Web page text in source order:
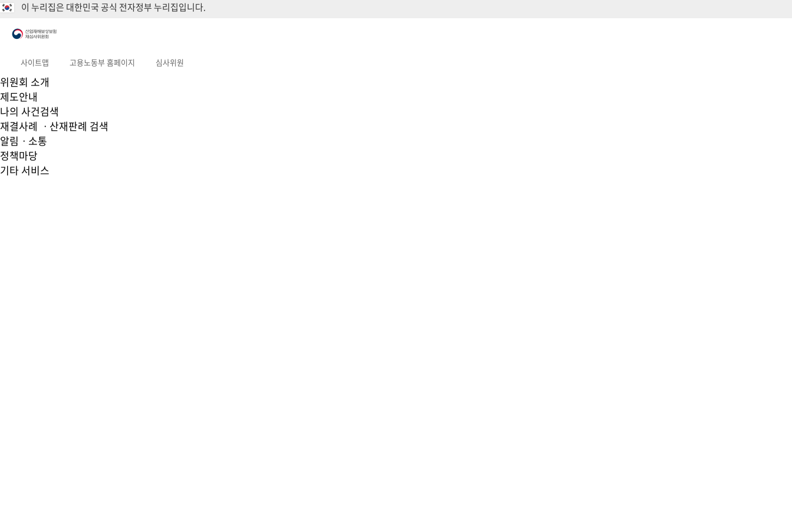
이 누리집은 대한민국 공식 전자정부 누리집입니다.
사이트맵 고용노동부 홈페이지 심사위원
위원회 소개
제도안내
나의 사건검색
재결사례 ㆍ산재판례 검색
알림ㆍ소통
정책마당
기타 서비스